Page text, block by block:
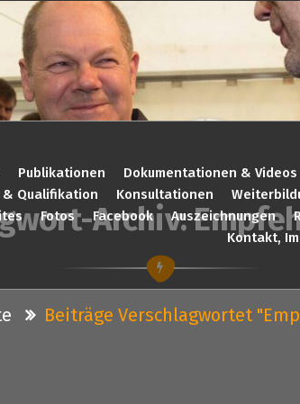
Publikationen Dokumentationen & Videos
& Qualifikation Konsultationen
Fotos Facebook Auszeichnungen
Kontakt,
Archiv:
Beiträge Verschlagwortet